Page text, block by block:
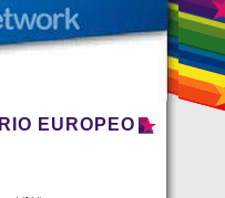
EUROPEO